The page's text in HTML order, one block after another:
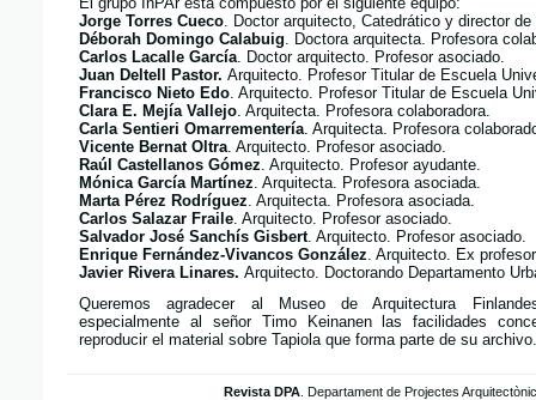
Jorge Torres Cueco. Doctor arquitecto, Catedrático y director de
Déborah Domingo Calabuig. Doctora arquitecta. Profesora
Carlos Lacalle García. Doctor arquitecto. Profesor asociado.
Juan Deltell Pastor. Arquitecto. Profesor Titular de Escuela
Francisco Nieto Edo. Arquitecto. Profesor Titular de Escuela
Clara E. Mejía Vallejo. Arquitecta. Profesora colaboradora.
Carla Sentieri Omarrementería. Arquitecta. Profesora
Vicente Bernat Oltra. Arquitecto. Profesor asociado.
Raúl Castellanos Gómez. Arquitecto. Profesor ayudante.
Mónica García Martínez. Arquitecta. Profesora asociada.
Marta Pérez Rodríguez. Arquitecta. Profesora asociada.
Carlos Salazar Fraile. Arquitecto. Profesor asociado.
Salvador José Sanchís Gisbert. Arquitecto. Profesor asociado.
Enrique Fernández-Vivancos González. Arquitecto. Ex
Javier Rivera Linares. Arquitecto. Doctorando Departamento
Queremos agradecer al Museo de Arquitectura
especialmente al señor Timo Keinanen las facilidades
reproducir el material sobre Tapiola que forma parte de su archivo.
Revista DPA. Departament de Projectes